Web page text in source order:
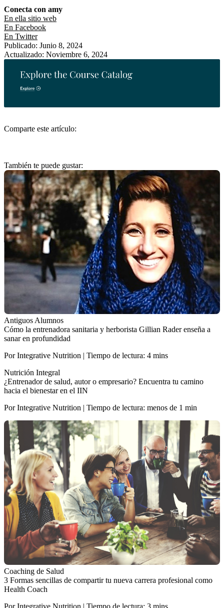
Comparte este artículo:
Conecta con amy
En ella sitio web
En Facebook
En Twitter
Publicado: Junio 8, 2024
Actualizado: Noviembre 6, 2024
También te puede gustar:
Antiguos Alumnos
Cómo la entrenadora sanitaria y herborista Gillian Rader enseña a
sanar en profundidad
Por Integrative Nutrition | Tiempo de lectura: 4 mins
Nutrición Integral
¿Entrenador de salud, autor o empresario? Encuentra tu camino
hacia el bienestar en el IIN
Por Integrative Nutrition | Tiempo de lectura: menos de 1 min
Coaching de Salud
3 Formas sencillas de compartir tu nueva carrera profesional como
Health Coach